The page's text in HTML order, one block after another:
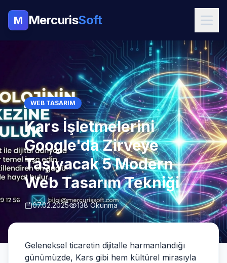
M MercurisSoft
WEB TASARIM
Kars İşletmelerini
Google'da Zirveye
Taşıyacak 5 Modern
Web Tasarım Tekniği
07.02.2025 138 Okunma
Geleneksel ticaretin dijitalle harmanlandığı
günümüzde, Kars gibi hem kültürel mirasıyla